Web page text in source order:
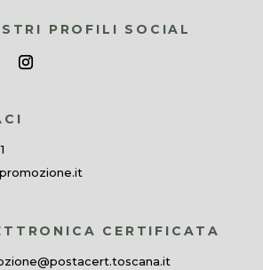
PROFILI SOCIAL
CERTIFICATA